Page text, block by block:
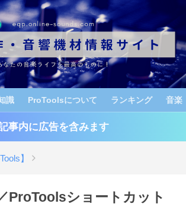
識 ProToolsについて ランキング 音楽
事内に広告を含みます
】
ProToolsショートカット